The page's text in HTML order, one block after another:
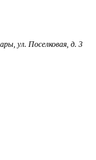
ул. Поселковая, д. 3